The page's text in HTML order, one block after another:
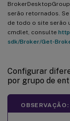
serão retornados.
de todo o site serão
cmdlet, consulte
sdk/Broker/Get-
Configurar
por grupo de
OBSERVAÇÃO: